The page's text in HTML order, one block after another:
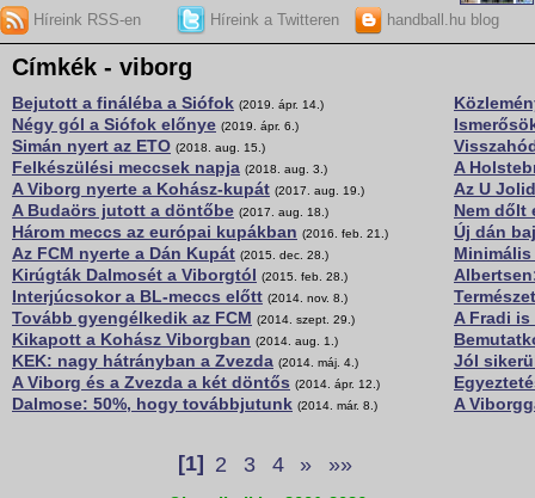
Híreink RSS-en Híreink a Twitteren handball.hu blog
Címkék - viborg
Bejutott a fináléba a Siófok (2019. ápr. 14.)
Négy gól a Siófok előnye (2019. ápr. 6.)
Simán nyert az ETO (2018. aug. 15.)
Felkészülési meccsek napja (2018. aug. 3.)
A Viborg nyerte a Kohász-kupát (2017. aug. 19.)
A Budaörs jutott a döntőbe (2017. aug. 18.)
Három meccs az európai kupákban (2016. feb. 21.)
Az FCM nyerte a Dán Kupát (2015. dec. 28.)
Kirúgták Dalmosét a Viborgtól (2015. feb. 28.)
Interjúcsokor a BL-meccs előtt (2014. nov. 8.)
Tovább gyengélkedik az FCM (2014. szept. 29.)
Kikapott a Kohász Viborgban (2014. aug. 1.)
KEK: nagy hátrányban a Zvezda (2014. máj. 4.)
A Viborg és a Zvezda a két döntős (2014. ápr. 12.)
Dalmose: 50%, hogy továbbjutunk (2014. már. 8.)
A
Az U
Nem dőlt
Új dán
A Fradi
Jól
A
[1] 2 3 4 » »»